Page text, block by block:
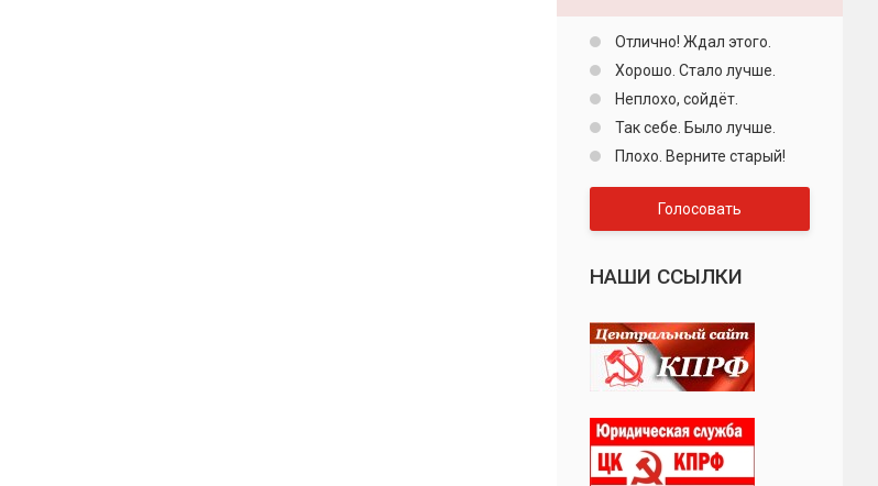
Отлично! Ждал этого.
Хорошо. Стало лучше.
Неплохо, сойдёт.
Так себе. Было лучше.
Плохо. Верните старый!
Голосовать
НАШИ ССЫЛКИ